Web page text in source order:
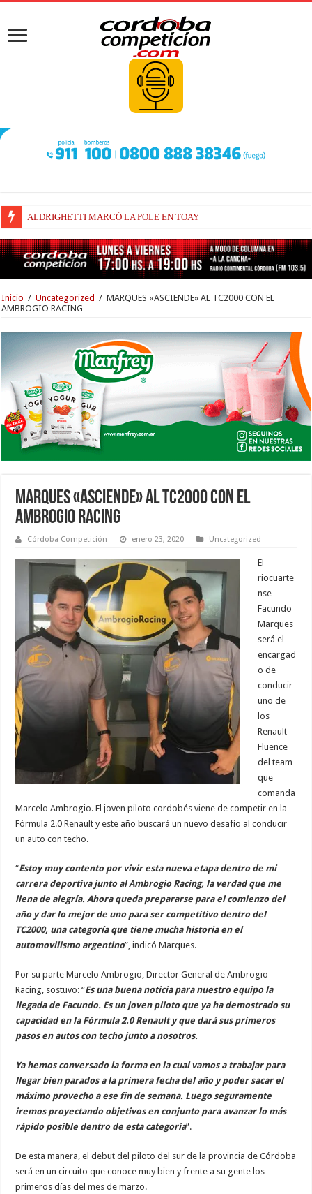
FENESTRAZ SUFRIÓ EN SUGO Y LARGARÁ DESDE EL 16° LUGAR
Inicio / Uncategorized / MARQUES «ASCIENDE» AL TC2000 CON EL
AMBROGIO RACING
MARQUES «ASCIENDE» AL TC2000 CON EL
AMBROGIO RACING
Córdoba Competición enero 23, 2020 Uncategorized
El
riocuarte
nse
Facundo
Marques
será el
encargad
o de
conducir
uno de
los
Renault
Fluence
del team
que
comanda
Marcelo Ambrogio. El joven piloto cordobés viene de competir en la
Fórmula 2.0 Renault y este año buscará un nuevo desafío al conducir
un auto con techo.
“Estoy muy contento por vivir esta nueva etapa dentro de mi
carrera deportiva junto al Ambrogio Racing, la verdad que me
llena de alegría. Ahora queda prepararse para el comienzo del
año y dar lo mejor de uno para ser competitivo dentro del
TC2000, una categoría que tiene mucha historia en el
automovilismo argentino”, indicó Marques.
Por su parte Marcelo Ambrogio, Director General de Ambrogio
Racing, sostuvo: “Es una buena noticia para nuestro equipo la
llegada de Facundo. Es un joven piloto que ya ha demostrado su
capacidad en la Fórmula 2.0 Renault y que dará sus primeros
pasos en autos con techo junto a nosotros.
Ya hemos conversado la forma en la cual vamos a trabajar para
llegar bien parados a la primera fecha del año y poder sacar el
máximo provecho a ese fin de semana. Luego seguramente
iremos proyectando objetivos en conjunto para avanzar lo más
rápido posible dentro de esta categoría”.
De esta manera, el debut del piloto del sur de la provincia de Córdoba
será en un circuito que conoce muy bien y frente a su gente los
primeros días del mes de marzo.